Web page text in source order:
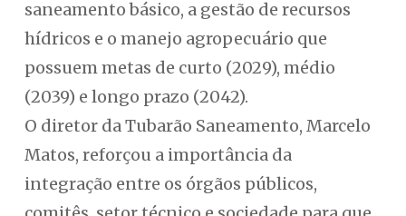
saneamento básico, a gestão de recursos
hídricos e o manejo agropecuário que
possuem metas de curto (2029), médio
(2039) e longo prazo (2042).
O diretor da Tubarão Saneamento, Marcelo
Matos, reforçou a importância da
integração entre os órgãos públicos,